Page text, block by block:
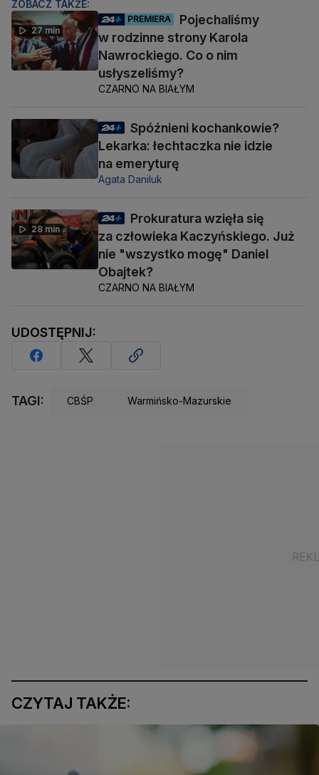
ZOBACZ TAKŻE:
27 min
PREMIERA
Pojechaliśmy
w rodzinne strony Karola
Nawrockiego. Co o nim
usłyszeliśmy?
CZARNO NA BIAŁYM
Spóźnieni kochankowie?
Lekarka: łechtaczka nie idzie
na emeryturę
Agata Daniluk
28 min
Prokuratura wzięła się
za człowieka Kaczyńskiego. Już
nie "wszystko mogę" Daniel
Obajtek?
CZARNO NA BIAŁYM
UDOSTĘPNIJ:
TAGI: CBŚP Warmińsko-Mazurskie
CZYTAJ TAKŻE: